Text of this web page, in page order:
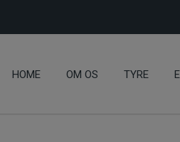
HOME OM OS TYRE